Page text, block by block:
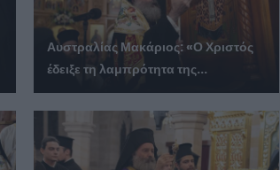
Αυστραλίας Μακάριος: «Ο Χριστός
έδειξε τη λαμπρότητα της...